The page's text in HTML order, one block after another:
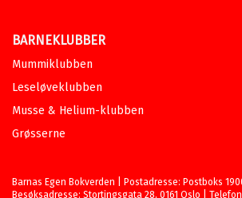
BARNEKLUBBER
Mummiklubben
Leseløveklubben
Musse & Helium-klubben
Grøsserne
Barnas Egen Bokverden | Postadresse: Postboks
Besøksadresse: Stortingsgata 28, 0161 Oslo |